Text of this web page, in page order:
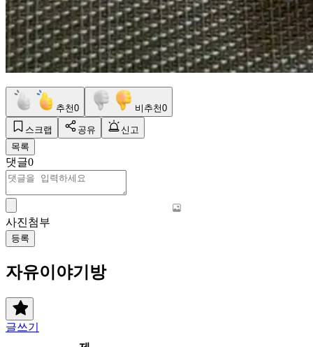
추천0 비추천0
스크랩 공유
신고
목록
댓글0
사진첨부
등록
자유이야기방
글쓰기